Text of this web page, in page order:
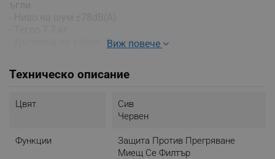
- Дължина на кабел: 5 метра
Виж повече
Техническо описание
Цвят
Сив
Червен
Функции
Защита Против Прегряване
Миещ Се Филтър